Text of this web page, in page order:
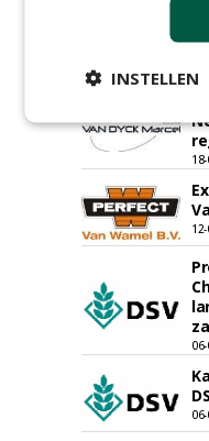
INSTELLEN